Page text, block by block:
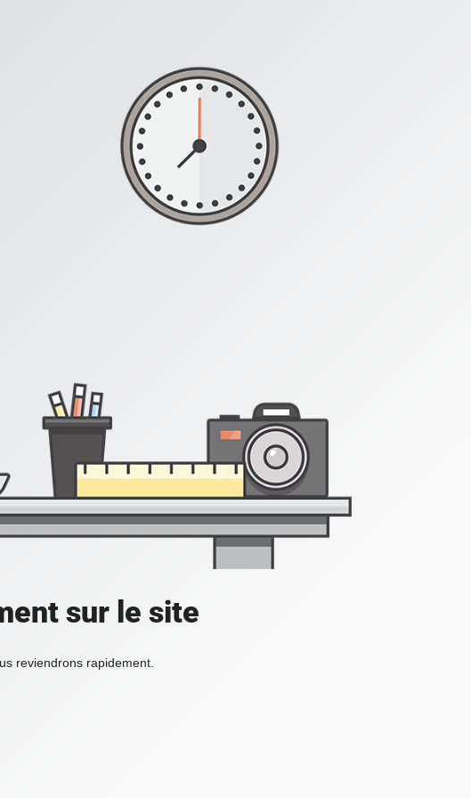
sur le site
reviendrons rapidement.